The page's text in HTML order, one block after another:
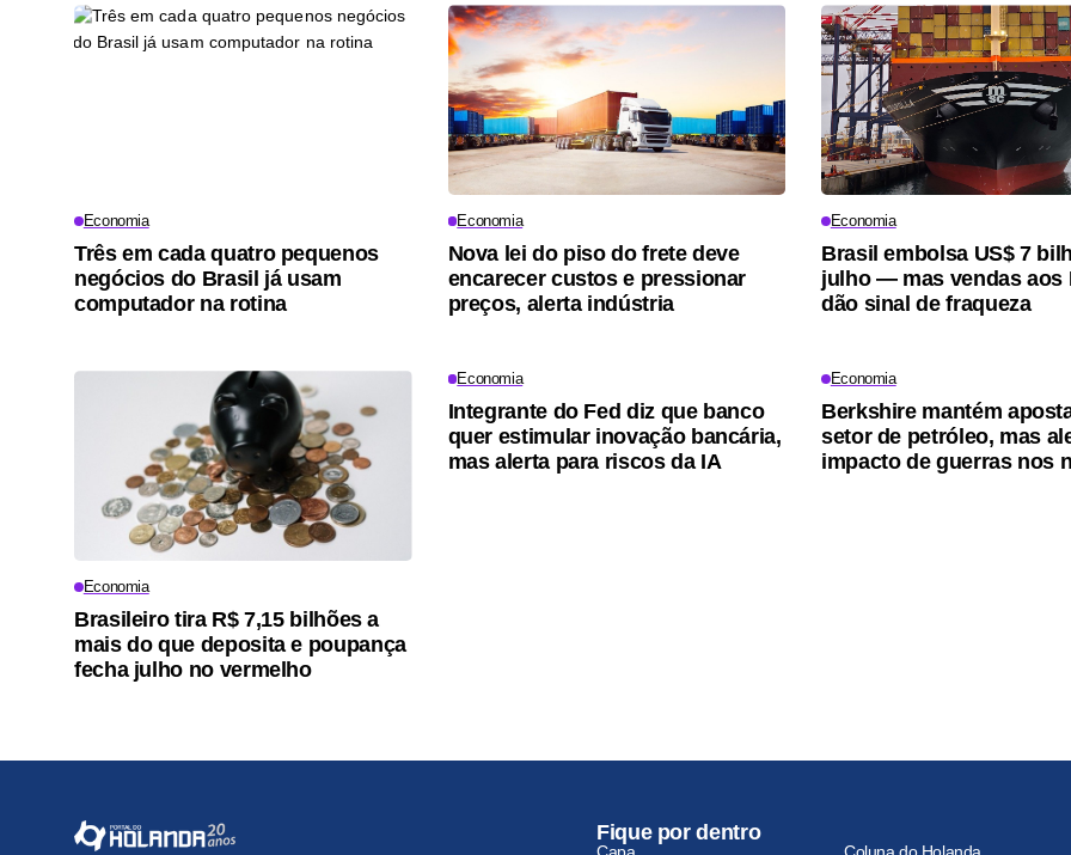
Economia
Três em cada quatro pequenos
negócios do Brasil já usam
computador na rotina
Economia
Nova lei do piso do frete deve
encarecer custos e pressionar
preços, alerta indústria
Economia
Brasil embolsa US$ 7
julho — mas vendas aos
dão sinal de fraqueza
Economia
Brasileiro tira R$ 7,15 bilhões a
mais do que deposita e poupança
fecha julho no vermelho
Economia
Integrante do Fed diz que banco
quer estimular inovação bancária,
mas alerta para riscos da IA
Economia
Berkshire mantém
setor de petróleo, mas
impacto de guerras nos
Fique por dentro